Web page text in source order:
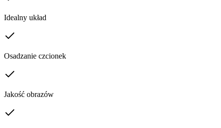
Idealny układ
Osadzanie czcionek
Jakość obrazów